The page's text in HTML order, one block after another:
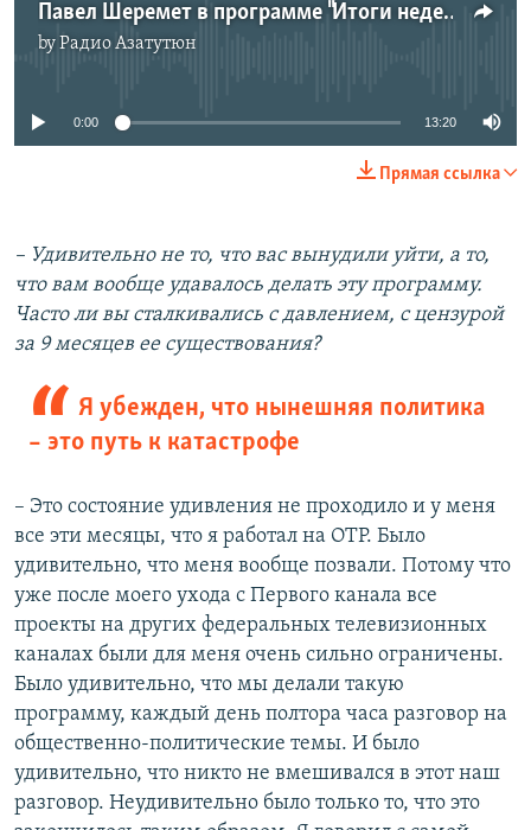
Павел Шеремет в программе "Итоги недели"
byРадио Азатутюн
No media source currently available
0:00 13:20
Прямая ссылка
– Удивительно не то, что вас вынудили уйти, а то,
что вам вообще удавалось делать эту программу.
Часто ли вы сталкивались с давлением, с цензурой
за 9 месяцев ее существования?
Я убежден, что нынешняя политика
– это путь к катастрофе
– Это состояние удивления не проходило и у меня
все эти месяцы, что я работал на ОТР. Было
удивительно, что меня вообще позвали. Потому что
уже после моего ухода с Первого канала все
проекты на других федеральных телевизионных
каналах были для меня очень сильно ограничены.
Было удивительно, что мы делали такую
программу, каждый день полтора часа разговор на
общественно-политические темы. И было
удивительно, что никто не вмешивался в этот наш
разговор. Неудивительно было только то, что это